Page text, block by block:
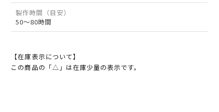
製作時間（目安）
50～80時間
【在庫表示について】
この商品の「△」は在庫少量の表示です。